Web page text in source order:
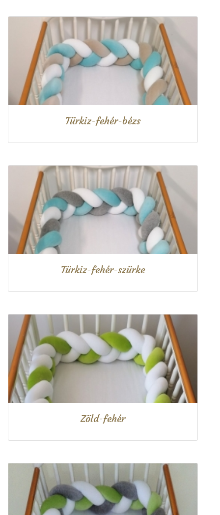
Türkiz-fehér-bézs
Türkiz-fehér-szürke
Zöld-fehér